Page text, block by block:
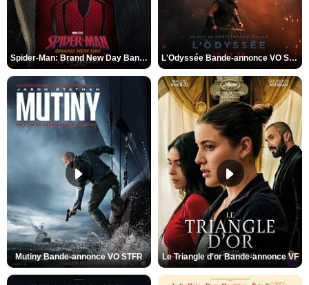
Spider-Man: Brand New Day Bande-annonce VO STFR L'Odyssée Bande-annonce VO STFR
Mutiny Bande-annonce VO STFR Le Triangle d'or Bande-annonce VF